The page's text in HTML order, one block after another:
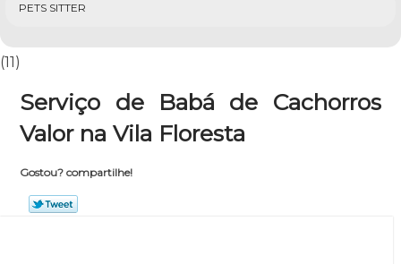
PETS SITTER
(11)
Serviço de Babá de Cachorros
Valor na Vila Floresta
Gostou? compartilhe!